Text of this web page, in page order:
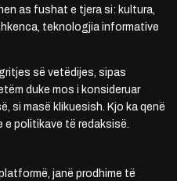
as fushat e tjera si: kultura,
teknologjia informative
së vetëdijes, sipas
duke mos i konsideruar
si masë klikuesish. Kjo ka qenë
e politikave të redaksisë.
janë prodhime të